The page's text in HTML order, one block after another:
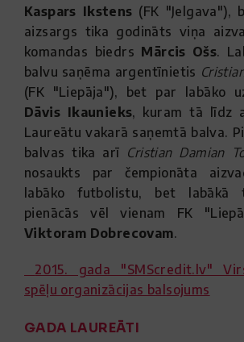
Kaspars Ikstens (FK "Jelgava"),
aizsargs tika godināts viņa
komandas biedrs Mārcis Ošs.
balvu saņēma argentīnietis
(FK "Liepāja"), bet par labāko
Dāvis Ikaunieks, kuram tā līdz
Laureātu vakarā saņemtā balva.
balvas tika arī Cristian Damian
nosaukts par čempionāta
labāko futbolistu, bet labākā
pienācās vēl vienam FK
Viktoram Dobrecovam.
2015. gada "SMScredit.lv"
spēļu organizācijas balsojums
GADA LAUREĀTI